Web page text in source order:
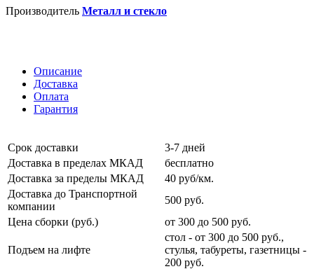
Производитель Металл и стекло
Описание
Доставка
Оплата
Гарантия
Срок доставки
3-7 дней
Доставка в пределах МКАД
бесплатно
Доставка за пределы МКАД
40 руб/км.
Доставка до Транспортной
компании
500 руб.
Цена сборки (руб.)
от 300 до 500 руб.
Подъем на лифте
стол - от 300 до 500 руб.,
стулья, табуреты, газетницы -
200 руб.